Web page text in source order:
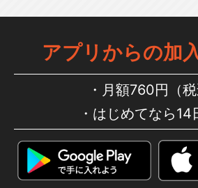
アプリからの加
月額760円（税
はじめてなら14